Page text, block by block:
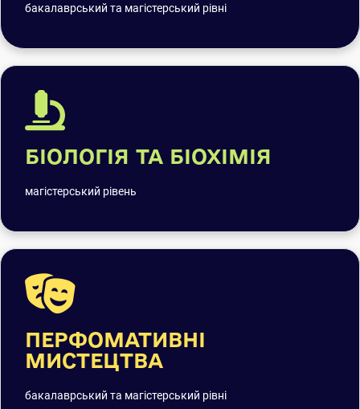
бакалаврський та магістерський рівні
БІОЛОГІЯ ТА БІОХІМІЯ
магістерський рівень
ПЕРФОМАТИВНІ
МИСТЕЦТВА
бакалаврський та магістерський рівні